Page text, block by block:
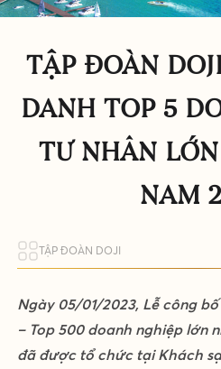
TẬP ĐOÀN
DANH TOP 5
TƯ NHÂN
NAM
TẬP ĐOÀN DOJI
Ngày 05/01/2023, Lễ công
– Top 500 doanh nghiệp lớn
đã được tổ chức tại Khách